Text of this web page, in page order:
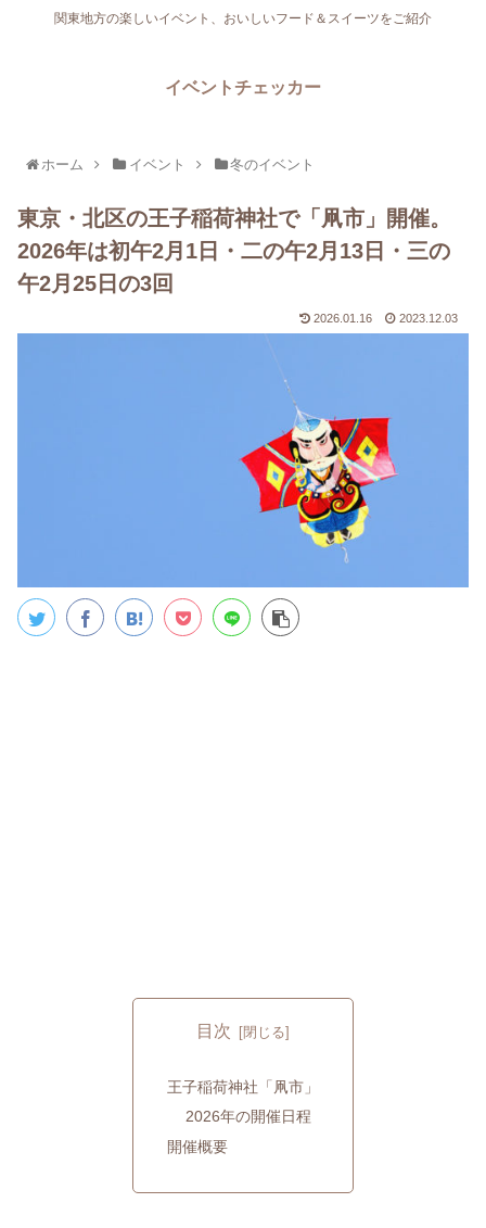
関東地方の楽しいイベント、おいしいフード＆スイーツをご紹介
イベントチェッカー
ホーム イベント 冬のイベント
東京・北区の王子稲荷神社で「凧市」開催。
2026年は初午2月1日・二の午2月13日・三の
午2月25日の3回
2026.01.16 2023.12.03
目次
王子稲荷神社「凧市」
2026年の開催日程
開催概要